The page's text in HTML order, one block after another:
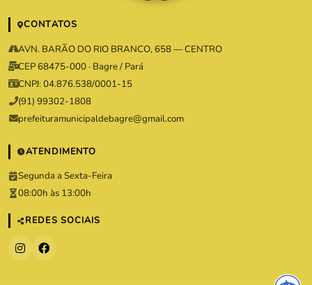
CONTATOS
AVN. BARÃO DO RIO BRANCO, 658 — CENTRO
CEP 68475-000 · Bagre / Pará
CNPJ: 04.876.538/0001-15
(91) 99302-1808
prefeituramunicipaldebagre@gmail.com
ATENDIMENTO
Segunda a Sexta-Feira
08:00h às 13:00h
REDES SOCIAIS